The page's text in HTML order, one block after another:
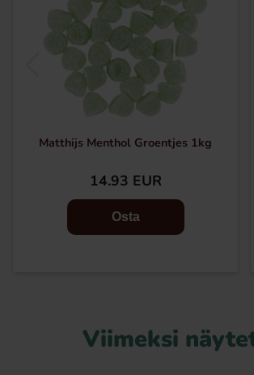
Matthijs Menthol Groentjes 1kg
14.93 EUR
Osta
Viimeksi